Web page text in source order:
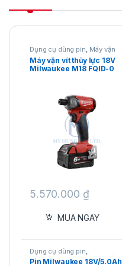
Dụng cụ dùng pin, Máy vặn
vít , Máy vặn vít dùng pin 18V
Milwaukee
Máy vặn vít thủy lực 18V
Milwaukee M18 FQID-0
5.570.000 ₫
MUA NGAY
Dụng cụ dùng pin
Milwaukee Phụ kiện pin và
bộ sạc,Pin
Pin Milwaukee 18V/5.0Ah